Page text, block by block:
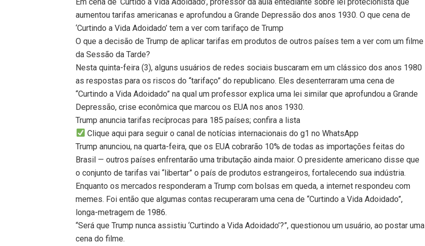
aumentou tarifas americanas e aprofundou a Grande Depressão dos anos 1930. O que cena de
‘Curtindo a Vida Adoidado’ tem a ver com tarifaço de Trump
O que a decisão de Trump de aplicar tarifas em produtos de outros países tem a ver com um filme
da Sessão da Tarde?
Nesta quinta-feira (3), alguns usuários de redes sociais buscaram em um clássico dos anos 1980
as respostas para os riscos do “tarifaço” do republicano. Eles desenterraram uma cena de
“Curtindo a Vida Adoidado” na qual um professor explica uma lei similar que aprofundou a Grande
Depressão, crise econômica que marcou os EUA nos anos 1930.
Trump anuncia tarifas recíprocas para 185 países; confira a lista
Clique aqui para seguir o canal de notícias internacionais do g1 no WhatsApp
Trump anunciou, na quarta-feira, que os EUA cobrarão 10% de todas as importações feitas do
Brasil — outros países enfrentarão uma tributação ainda maior. O presidente americano disse que
o conjunto de tarifas vai “libertar” o país de produtos estrangeiros, fortalecendo sua indústria.
Enquanto os mercados responderam a Trump com bolsas em queda, a internet respondeu com
memes. Foi então que algumas contas recuperaram uma cena de “Curtindo a Vida Adoidado”,
longa-metragem de 1986.
“Será que Trump nunca assistiu ‘Curtindo a Vida Adoidado’?”, questionou um usuário, ao postar uma
cena do filme.